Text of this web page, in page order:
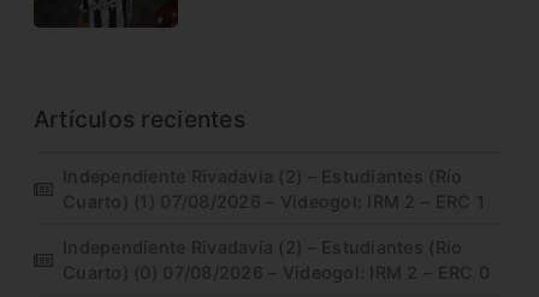
Artículos recientes
Independiente Rivadavia (2) – Estudiantes (Río
Cuarto) (1) 07/08/2026 – Videogol: IRM 2 – ERC 1
Independiente Rivadavia (2) – Estudiantes (Río
Cuarto) (0) 07/08/2026 – Videogol: IRM 2 – ERC 0